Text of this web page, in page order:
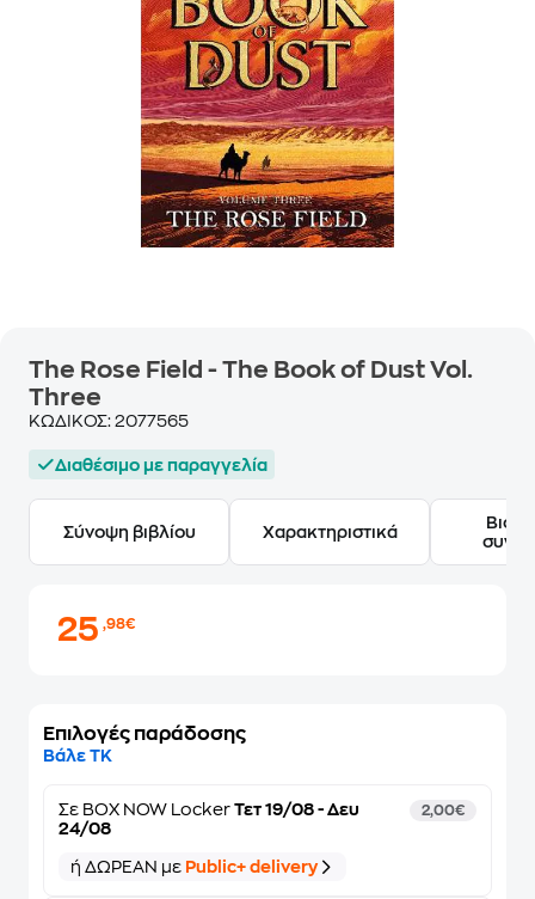
The Rose Field - The Book of Dust Vol.
Three
ΚΩΔΙΚΟΣ: 2077565
Διαθέσιμο με παραγγελία
Σύνοψη βιβλίου Χαρακτηριστικά
25,98€
Επιλογές παράδοσης
Βάλε ΤΚ
Σε BOX NOW Locker Τετ 19/08 - Δευ
24/08
2,00€
ή ΔΩΡΕΑΝ με Public+ delivery